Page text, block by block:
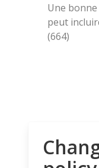
Une
peut
(664)